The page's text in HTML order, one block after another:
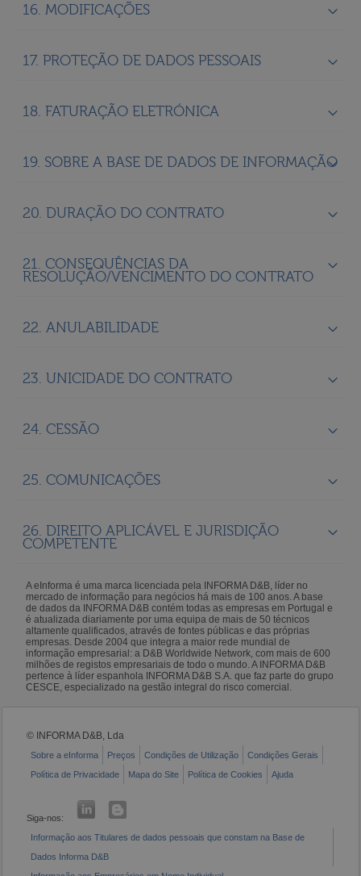
16. MODIFICAÇÕES
17. PROTEÇÃO DE DADOS PESSOAIS
18. FATURAÇÃO ELETRÓNICA
19. SOBRE A BASE DE DADOS DE INFORMAÇÃO
20. DURAÇÃO DO CONTRATO
21. CONSEQUÊNCIAS DA
RESOLUÇÃO/VENCIMENTO DO CONTRATO
22. ANULABILIDADE
23. UNICIDADE DO CONTRATO
24. CESSÃO
25. COMUNICAÇÕES
26. DIREITO APLICÁVEL E JURISDIÇÃO
COMPETENTE
A eInforma é uma marca licenciada pela INFORMA D&B, líder no
mercado de informação para negócios há mais de 100 anos. A base
de dados da INFORMA D&B contém todas as empresas em Portugal e
é atualizada diariamente por uma equipa de mais de 50 técnicos
altamente qualificados, através de fontes públicas e das próprias
empresas. Desde 2004 que integra a maior rede mundial de
informação empresarial: a D&B Worldwide Network, com mais de 600
milhões de registos empresariais de todo o mundo. A INFORMA D&B
pertence à líder espanhola INFORMA D&B S.A. que faz parte do grupo
CESCE, especializado na gestão integral do risco comercial.
© INFORMA D&B, Lda
Sobre a eInforma Preços Condições de Utilização
Condições Gerais
Política de Privacidade
Mapa do Site Política de Cookies Ajuda
Siga-nos:
Informação aos Titulares de dados pessoais que constam na Base de
Dados Informa D&B